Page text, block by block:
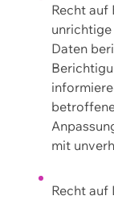
Recht auf
Daten
mit
Recht auf